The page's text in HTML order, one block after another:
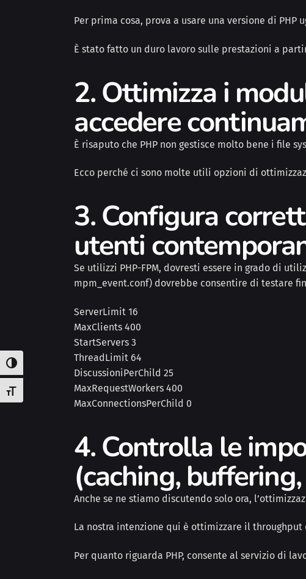
Attiva/disattiva alto contrasto
Attiva/disattiva dimensione testo
Per prima cosa, prova a usare una versione di PHP
È stato fatto un duro lavoro sulle prestazioni a
2. Ottimizza i
accedere
È risaputo che PHP non gestisce molto bene i file
Ecco perché ci sono molte utili opzioni di
3. Configura
utenti
Se utilizzi PHP-FPM, dovresti essere in grado di
mpm_event.conf) dovrebbe consentire di testare
ServerLimit 16
MaxClients 400
StartServers 3
ThreadLimit 64
DiscussioniPerChild 25
MaxRequestWorkers 400
MaxConnectionsPerChild 0
4. Controlla le
(caching,
Anche se ne stiamo discutendo solo ora,
La nostra intenzione qui è ottimizzare il throughput
Per quanto riguarda PHP, consente al servizio di